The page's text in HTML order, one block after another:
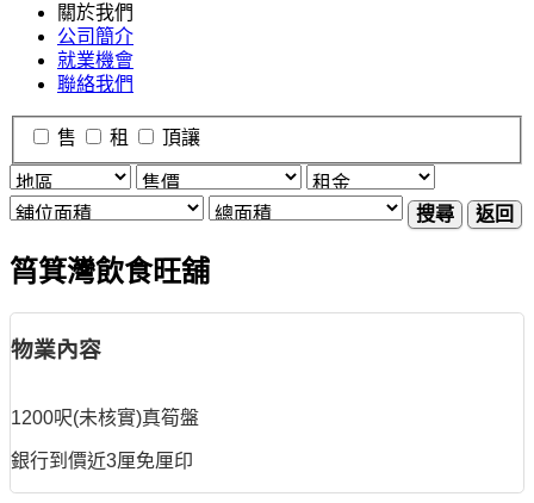
關於我們
公司簡介
就業機會
聯絡我們
售 租 頂讓
搜尋 返回
筲箕灣飲食旺舖
物業內容
1200呎(未核實)真筍盤
銀行到價近3厘免厘印